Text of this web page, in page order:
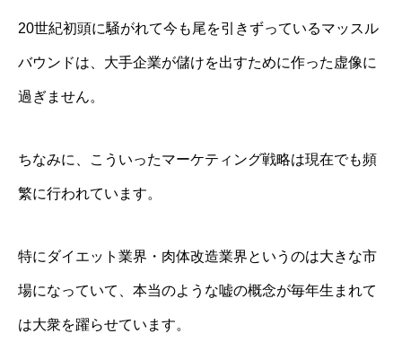
20世紀初頭に騒がれて今も尾を引きずっているマッスル
バウンドは、大手企業が儲けを出すために作った虚像に
過ぎません。
ちなみに、こういったマーケティング戦略は現在でも頻
繁に行われています。
特にダイエット業界・肉体改造業界というのは大きな市
場になっていて、本当のような嘘の概念が毎年生まれて
は大衆を躍らせています。